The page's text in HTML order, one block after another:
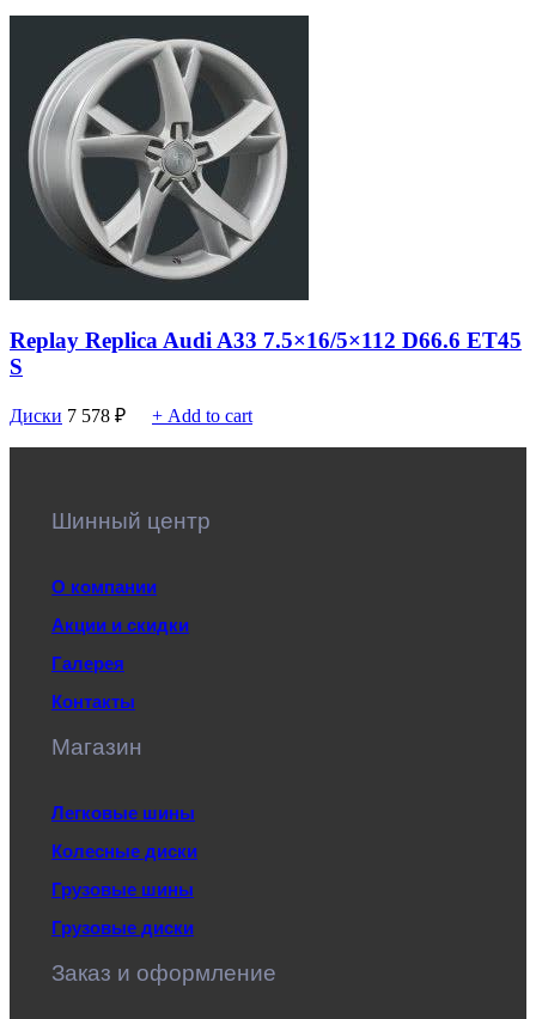
Replay Replica Audi A33 7.5×16/5×112 D66.6 ET45
S
Диски 7 578 ₽ + Add to cart
Шинный центр
О компании
Акции и скидки
Галерея
Контакты
Магазин
Легковые шины
Колесные диски
Грузовые шины
Грузовые диски
Заказ и оформление